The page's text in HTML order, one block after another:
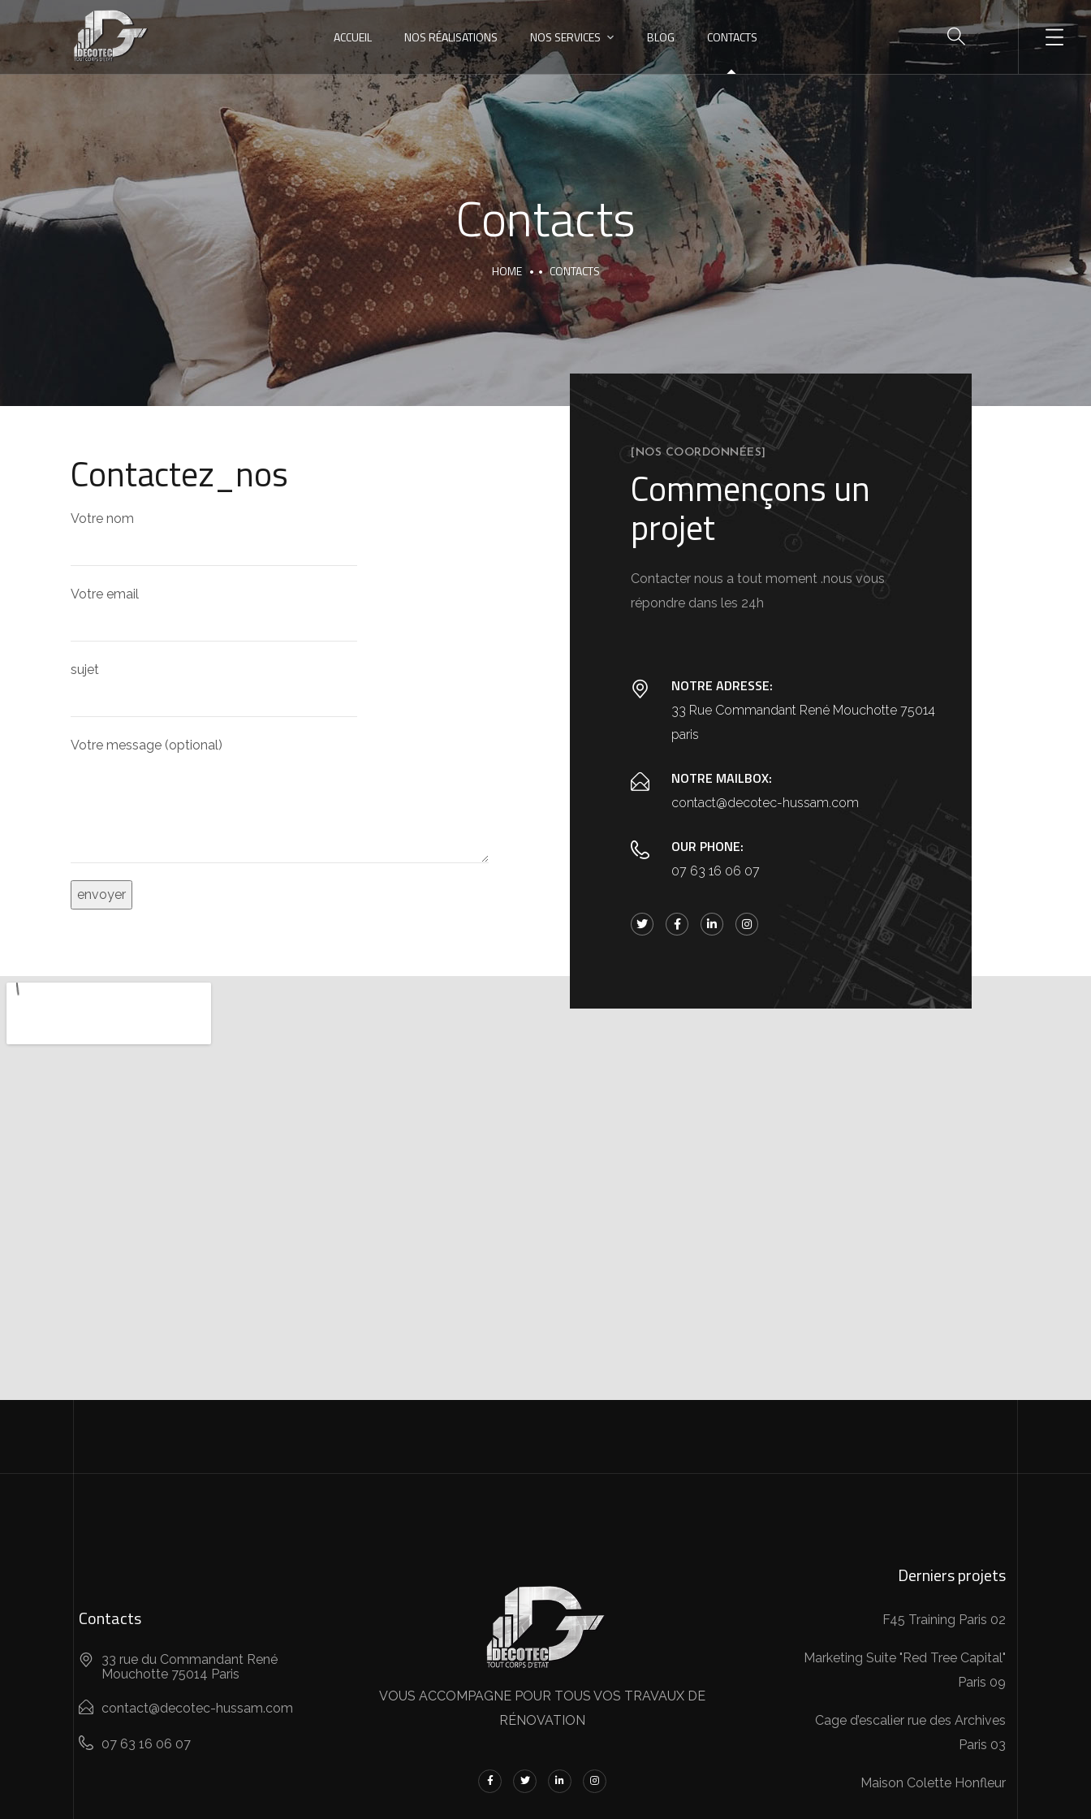
ACCUEIL NOS RÉALISATIONS NOS SERVICES BLOG CONTACTS
Contacts
HOME CONTACTS
Contactez_nos
Votre nom
Votre email
sujet
Votre message (optional)
[NOS COORDONNÉES]
Commençons un
projet
Contacter nous a tout moment .nous vous
répondre dans les 24h
NOTRE ADRESSE:
33 Rue Commandant René Mouchotte 75014
paris
NOTRE MAILBOX:
contact@decotec-hussam.com
OUR PHONE:
07 63 16 06 07
Contacts
33 rue du Commandant René
Mouchotte 75014 Paris
contact@decotec-hussam.com
07 63 16 06 07
VOUS ACCOMPAGNE POUR TOUS VOS TRAVAUX DE
RÉNOVATION
Derniers projets
F45 Training Paris 02
Marketing Suite "Red Tree Capital"
Paris 09
Cage d’escalier rue des Archives
Paris 03
Maison Colette Honfleur